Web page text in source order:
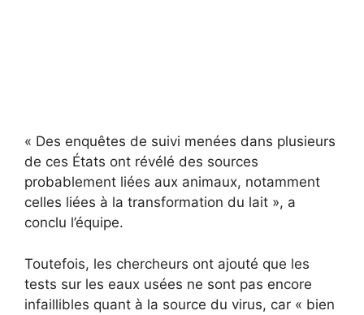
« Des enquêtes de suivi menées dans plusieurs
de ces États ont révélé des sources
probablement liées aux animaux, notamment
celles liées à la transformation du lait », a
conclu l’équipe.
Toutefois, les chercheurs ont ajouté que les
tests sur les eaux usées ne sont pas encore
infaillibles quant à la source du virus, car « bien